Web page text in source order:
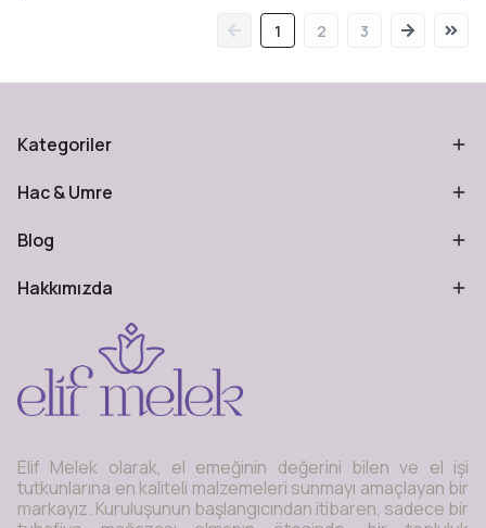
1 2 3
Kategoriler
Hac & Umre
Blog
Hakkımızda
Elif Melek olarak, el emeğinin değerini bilen ve el işi
tutkunlarına en kaliteli malzemeleri sunmayı amaçlayan bir
markayız. Kuruluşunun başlangıcından itibaren, sadece bir